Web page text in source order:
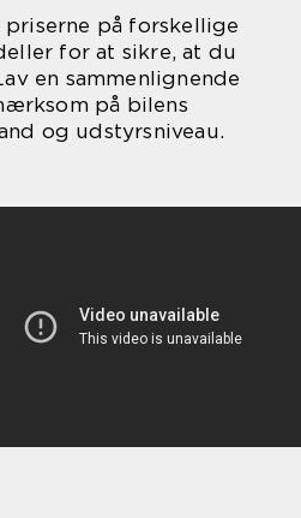
priserne på forskellige
for at sikre, at du
en sammenlignende
på bilens
og udstyrsniveau.